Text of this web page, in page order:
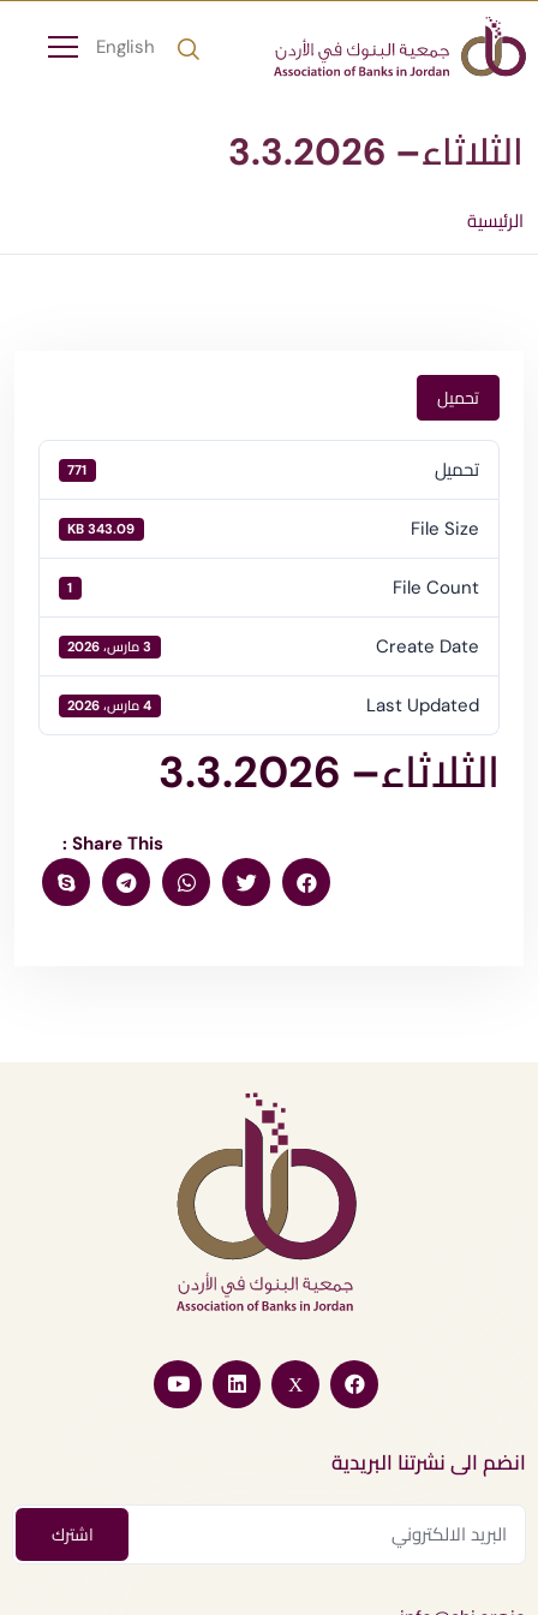
English
الثلاثاء– 3.3.2026
الرئيسية
تحميل
تحميل 771
File Size
343.09 KB
File Count
1
Create Date 3 مارس، 2026
Last Updated 4 مارس، 2026
الثلاثاء– 3.3.2026
Share This :
انضم الى نشرتنا البريدية